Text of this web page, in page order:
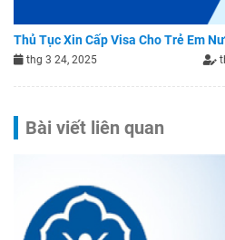
Thủ Tục Xin Cấp Visa Cho Trẻ Em
thg 3 24, 2025
Bài viết liên quan